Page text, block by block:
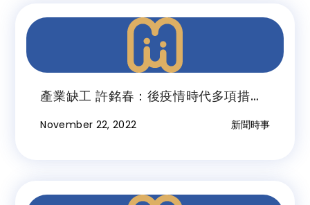
產業缺工 許銘春：後疫情時代多項措施
November 22, 2022 新聞時事